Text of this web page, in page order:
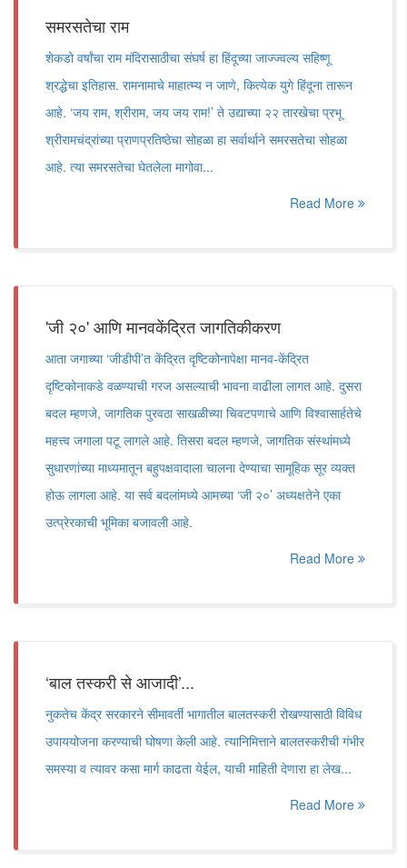
समरसतेचा राम
शेकडो वर्षांचा राम मंदिरासाठीचा संघर्ष हा हिंदूच्या जाज्ज्वल्य सहिष्णू
श्रद्धेचा इतिहास. रामनामाचे माहात्म्य न जाणे, कित्येक युगे हिंदूना तारून
आहे. ‘जय राम, श्रीराम, जय जय राम!’ ते उद्याच्या २२ तारखेचा प्रभू
श्रीरामचंद्रांच्या प्राणप्रतिष्ठेचा सोहळा हा सर्वार्थाने समरसतेचा सोहळा
आहे. त्या समरसतेचा घेतलेला मागोवा...
Read More
'जी २०' आणि मानवकेंद्रित जागतिकीकरण
आता जगाच्या ‘जीडीपी’त केंद्रित दृष्टिकोनापेक्षा मानव-केंद्रित
दृष्टिकोनाकडे वळण्याची गरज असल्याची भावना वाढीला लागत आहे. दुसरा
बदल म्हणजे, जागतिक पुरवठा साखळीच्या चिवटपणाचे आणि विश्वासार्हतेचे
महत्त्व जगाला पटू लागले आहे. तिसरा बदल म्हणजे, जागतिक संस्थांमध्ये
सुधारणांच्या माध्यमातून बहुपक्षवादाला चालना देण्याचा सामूहिक सूर व्यक्त
होऊ लागला आहे. या सर्व बदलांमध्ये आमच्या ‘जी २०’ अध्यक्षतेने एका
उत्प्रेरकाची भूमिका बजावली आहे.
Read More
‘बाल तस्करी से आजादी’...
नुकतेच केंद्र सरकारने सीमावर्ती भागातील बालतस्करी रोखण्यासाठी विविध
उपाययोजना करण्याची घोषणा केली आहे. त्यानिमित्ताने बालतस्करीची गंभीर
समस्या व त्यावर कसा मार्ग काढता येईल, याची माहिती देणारा हा लेख...
Read More